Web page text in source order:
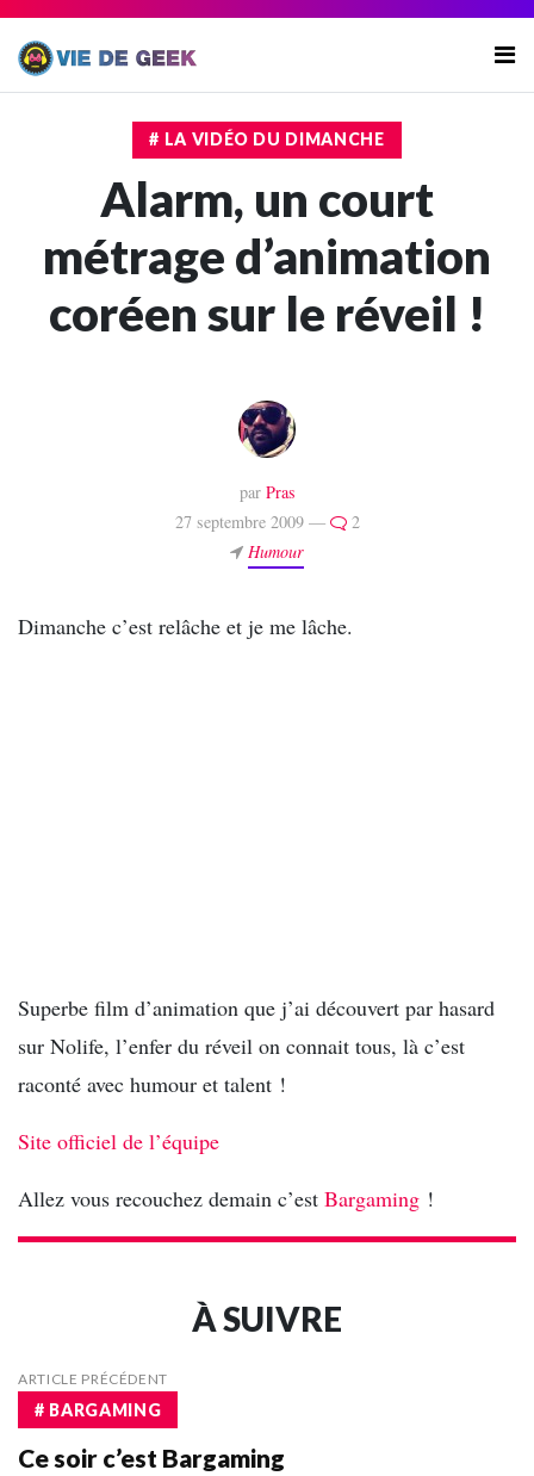
# LA VIDÉO DU DIMANCHE
Alarm, un court
métrage d’animation
coréen sur le réveil !
par Pras
27 septembre 2009 —
2
Humour
Dimanche c’est relâche et je me lâche.
Superbe film d’animation que j’ai découvert par hasard
sur Nolife, l’enfer du réveil on connait tous, là c’est
raconté avec humour et talent !
Site officiel de l’équipe
Allez vous recouchez demain c’est Bargaming !
À SUIVRE
ARTICLE PRÉCÉDENT
# BARGAMING
Ce soir c’est Bargaming